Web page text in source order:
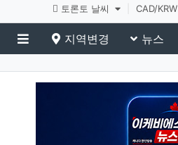
토론토 날씨 CAD/KRW
메뉴
지역변경 뉴스
이슈 브리핑